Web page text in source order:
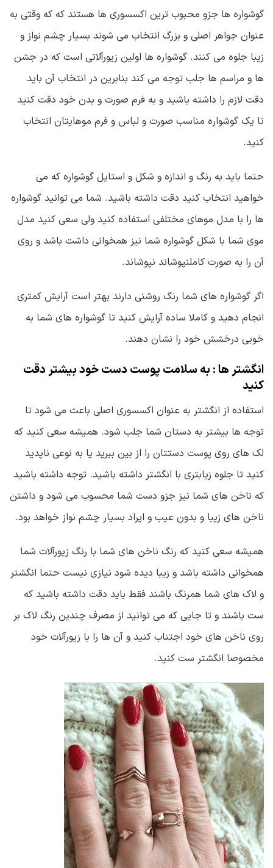
گوشواره ها جزو محبوب ترین اکسسوری ها هستند که که وقتی به
عنوان جواهر اصلی و بزرگ انتخاب می شوند بسیار چشم نواز و
زیبا جلوه می کنند. گوشواره ها اولین زیورآلاتی است که در جشن
ها و مراسم ها جلب توجه می کند بنابرین در انتخاب آن باید
دقت لازم را داشته باشید و به فرم صورت و بدن خود دقت کنید
تا یک گوشواره مناسب صورت و لباس و فرم موهایتان انتخاب
کنید.
حتما باید به رنگ و اندازه و شکل و استایل گوشواره که می
خواهید انتخاب کنید دقت داشته باشید. شما می توانید گوشواره
ها را با مدل موهای مختلفی استفاده کنید ولی سعی کنید مدل
موی شما با شکل گوشواره شما نیز همخوانی داشت باشد و روی
آن را به صورت کاملنپوشاند نپوشاند.
اگر گوشواره های شما رنگ روشنی دارند بهتر است آرایش کمتری
انجام دهید و کاملا ساده آرایش کنید تا گوشواره های شما به
خوبی درخشش خود را نشان دهند.
انگشتر ها : به سلامت پوست دست خود بیشتر دقت
کنید
استفاده از انگشتر به عنوان اکسسوری اصلی باعث می شود تا
توجه ها بیشتر به دستان شما جلب شود. همیشه سعی کنید که
لک های روی پوست دستتان را از بین ببرید یا به نوعی ناپدید
کنید تا جلوه زیابتری با انگشتر داشته باشید. توجه داشته باشید
که ناخن های شما نیز جزو دست شما محسوب می شود و داشتن
ناخن های زیبا و بدون عیب و ایراد بسیار چشم نواز خواهد بود.
همیشه سعی کنید که رنگ ناخن های شما با رنگ زیورآلات شما
همخوانی داشته باشد و زیبا دیده شود نیازی نیست حتما انگشتر
و لاک های شما همرنگ باشند فقط باید دقت داشته باشید که
ست باشند و تا جایی که می توانید از مصرف چندین رنگ لاک بر
روی ناخن های خود اجتناب کنید و آن ها را با زیورآلات خود
مخصوصا انگشتر ست کنید.